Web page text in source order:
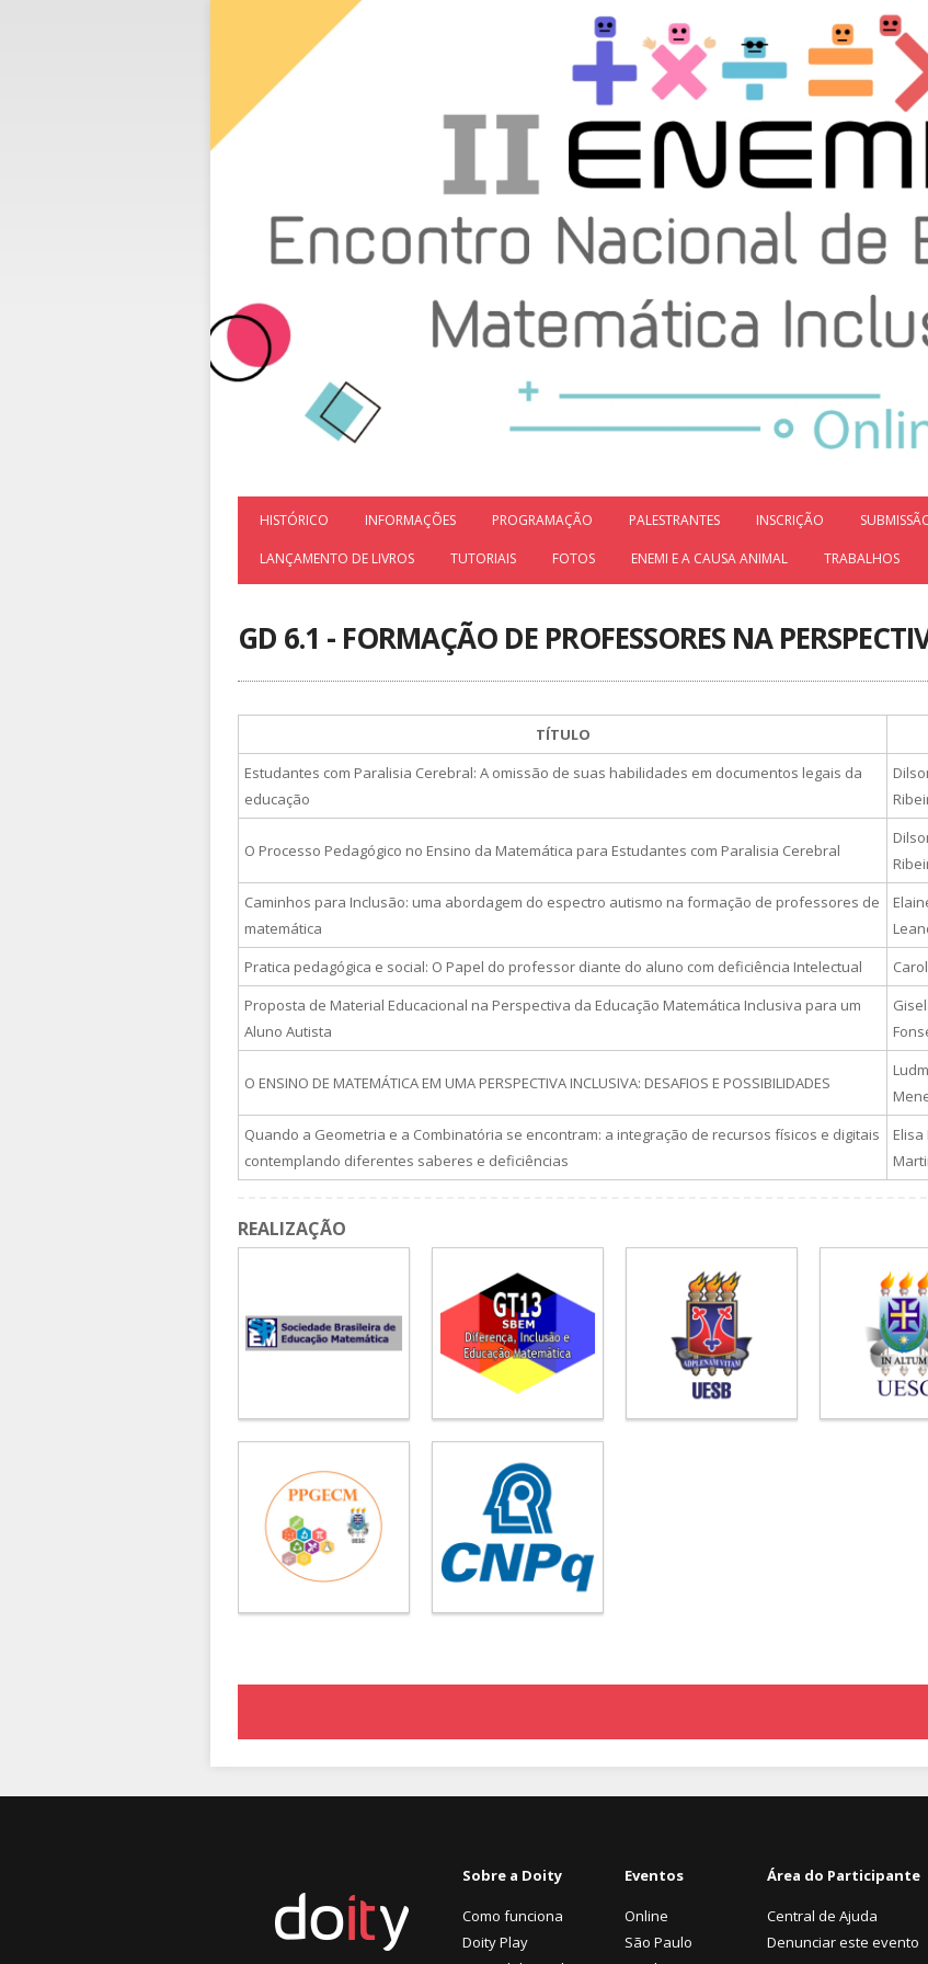
HISTÓRICO INFORMAÇÕES PROGRAMAÇÃO PALESTRANTES INSCRIÇÃO
LANÇAMENTO DE LIVROS TUTORIAIS FOTOS ENEMI E A CAUSA ANIMAL TRABALHOS
GD 6.1 - FORMAÇÃO DE PROFESSORES NA
TÍTULO
Estudantes com Paralisia Cerebral: A omissão de suas habilidades em documentos legais da
educação
O Processo Pedagógico no Ensino da Matemática para Estudantes com Paralisia Cerebral
Caminhos para Inclusão: uma abordagem do espectro autismo na formação de professores de
matemática
Pratica pedagógica e social: O Papel do professor diante do aluno com deficiência Intelectual
Proposta de Material Educacional na Perspectiva da Educação Matemática Inclusiva para um
Aluno Autista
O ENSINO DE MATEMÁTICA EM UMA PERSPECTIVA INCLUSIVA: DESAFIOS E POSSIBILIDADES
Quando a Geometria e a Combinatória se encontram: a integração de recursos físicos e digitais
contemplando diferentes saberes e deficiências
REALIZAÇÃO
Sobre a Doity
Como funciona
Doity Play
Eventos
Online
São Paulo
Área do Participante
Central de Ajuda
Denunciar este evento